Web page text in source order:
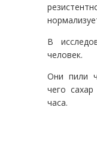
В
человек.
Они пили
чего
часа.